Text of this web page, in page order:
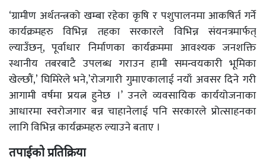
‘ग्रामीण अर्थतन्त्रको खम्बा रहेका कृषि र पशुपालनमा आकषिर्त गर्ने
कार्यक्रमहरु विभिन्न तहका सरकारले विभिन्न संयनत्रमार्फत्
ल्याउँछन्, पूर्वाधार निर्माणका कार्यक्रममा आवश्यक जनशक्ति
स्थानीय तबरबाटै उपलब्ध गराउन हामी समन्वयकारी भूमिका
खेल्छौं,’ घिमिरेले भने,’रोजगारी गुमाएकालाई नयाँ अवसर दिने गरी
आगामी वर्षमा प्रयत्न हुनेछ ।’ उनले व्यवसायिक कार्ययोजनाका
आधारमा स्वरोजगार बन्न चाहानेलाई पनि सरकारले प्रोत्साहनका
लागि विभिन्न कार्यक्रमहरु ल्याउने बताए ।
तपाईको प्रतिक्रिया